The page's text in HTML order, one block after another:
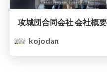
攻城団合同会社 会社概要
kojodan